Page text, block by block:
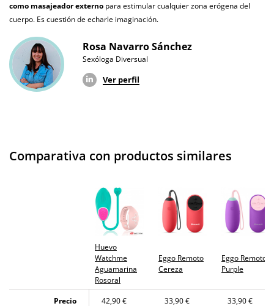
animales
Envío discreto
Garantías 3 años de garantía
Producto
como masajeador externo para estimular cualquier zona erógena del
cuerpo. Es cuestión de echarle imaginación.
Rosa Navarro Sánchez
Sexóloga Diversual
Ver perfil
Comparativa con productos similares
Huevo
Watchme
Aguamarina
Rosoral
Eggo Remoto
Cereza
Eggo Remoto
Purple
Precio 42,90 € 33,90 € 33,90 €